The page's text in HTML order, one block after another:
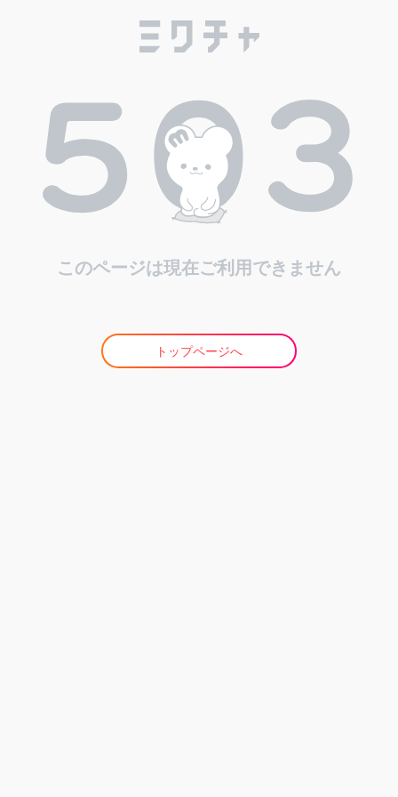
このページは現在ご利用できません